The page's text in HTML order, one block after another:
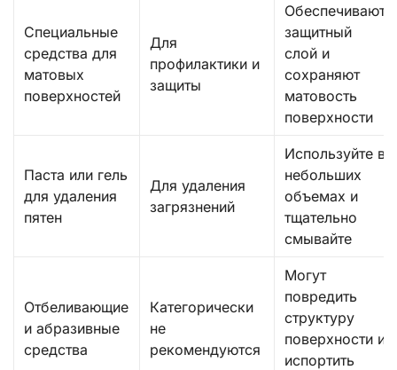
Специальные
средства для
матовых
поверхностей
Для
профилактики и
защиты
Обеспечивают
защитный
слой и
сохраняют
матовость
поверхности
Паста или гель
для удаления
пятен
Для удаления
загрязнений
Используйте в
небольших
объемах и
тщательно
смывайте
Отбеливающие
и абразивные
средства
Категорически
не
рекомендуются
Могут
повредить
структуру
поверхности и
испортить